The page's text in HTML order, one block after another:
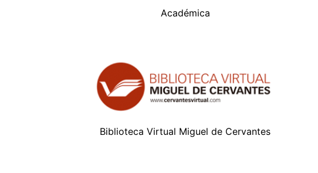
Académica
Biblioteca Virtual Miguel de Cervantes